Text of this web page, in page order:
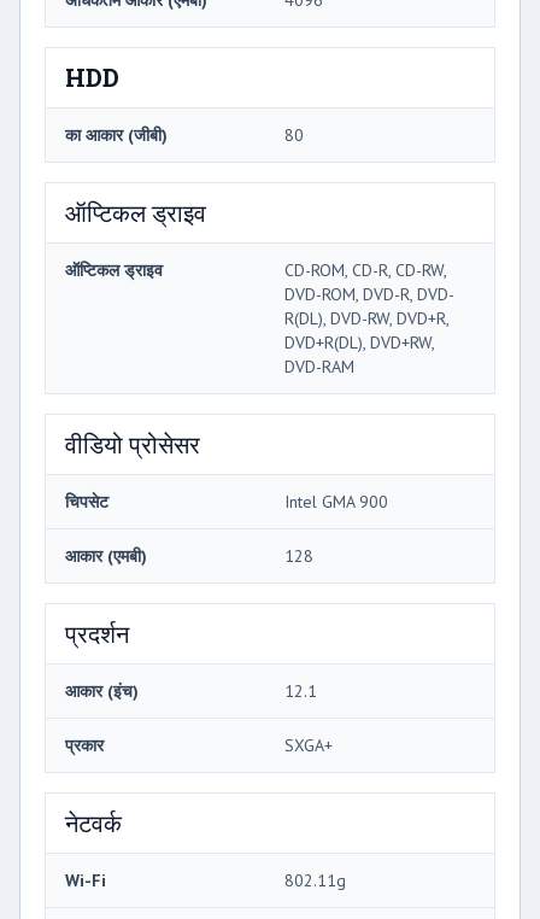
HDD
का आकार (जीबी) 80
ऑप्टिकल ड्राइव
ऑप्टिकल ड्राइव
CD-ROM, CD-R, CD-RW,
DVD-ROM, DVD-R, DVD-
R(DL), DVD-RW, DVD+R,
DVD+R(DL), DVD+RW,
DVD-RAM
वीडियो प्रोसेसर
चिपसेट Intel GMA 900
आकार (एमबी) 128
प्रदर्शन
आकार (इंच) 12.1
प्रकार SXGA+
नेटवर्क
Wi-Fi 802.11g